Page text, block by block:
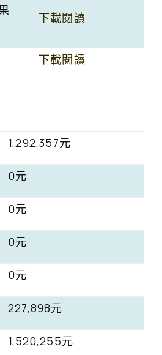
下載閱讀
下載閱讀
1,292,357元
0元
0元
0元
0元
227,898元
1,520,255元